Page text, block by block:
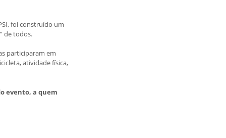
foi construído um
de todos.
participaram em
atividade física,
evento, a quem